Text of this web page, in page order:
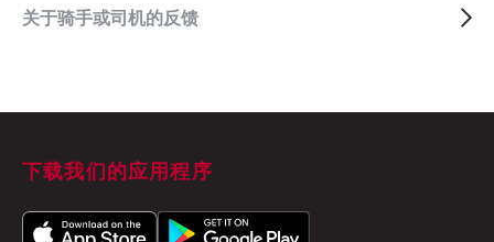
关于骑手或司机的反馈
下载我们的应用程序